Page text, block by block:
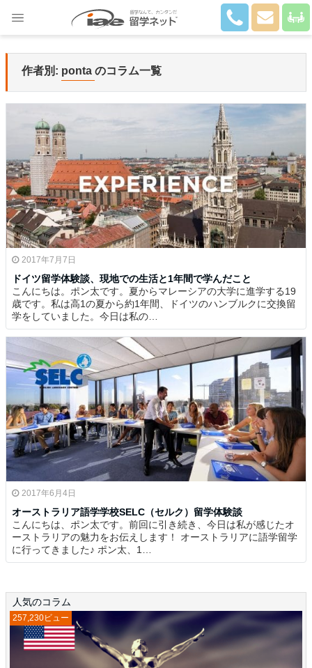
作者別: ponta のコラム一覧
2017年7月7日
ドイツ留学体験談、現地での生活と1年間で学んだこと
こんにちは。ポン太です。夏からマレーシアの大学に進学する19
歳です。私は高1の夏から約1年間、ドイツのハンブルクに交換留
学をしていました。今日は私の…
2017年6月4日
オーストラリア語学学校SELC（セルク）留学体験談
こんにちは、ポン太です。前回に引き続き、今日は私が感じたオ
ーストラリアの魅力をお伝えします！ オーストラリアに語学留学
に行ってきました♪ ポン太、1…
人気のコラム
257,230ビュー